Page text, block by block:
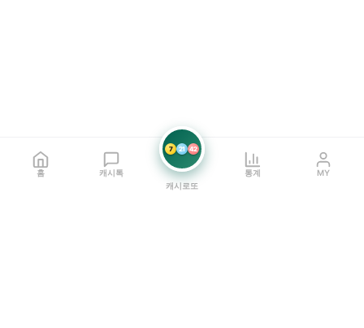
홈 캐시톡
7 21 42
캐시로또
통계 MY